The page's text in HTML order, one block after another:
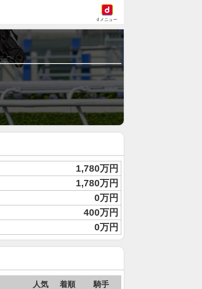
dメニュー
1,780万円
1,780万円
0万円
400万円
0万円
人気 着順 騎手